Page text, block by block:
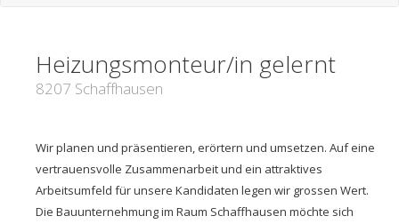
Heizungsmonteur/in gelernt
8207 Schaffhausen
Wir planen und präsentieren, erörtern und umsetzen. Auf eine
vertrauensvolle Zusammenarbeit und ein attraktives
Arbeitsumfeld für unsere Kandidaten legen wir grossen Wert.
Die Bauunternehmung im Raum Schaffhausen möchte sich